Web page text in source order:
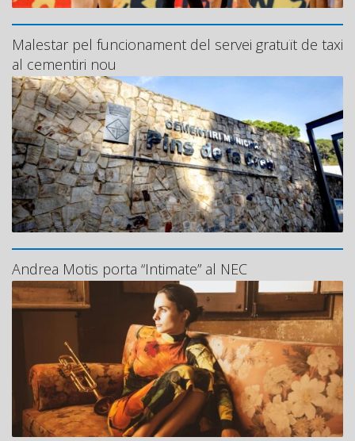
Malestar pel funcionament del servei gratuït de taxi
al cementiri nou
Andrea Motis porta “Intimate” al NEC